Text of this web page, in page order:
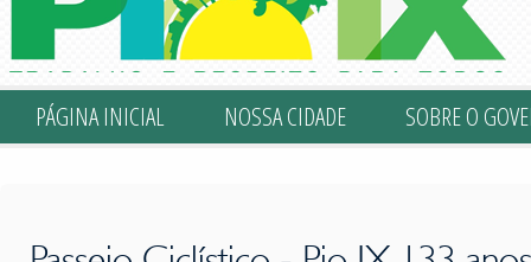
PÁGINA INICIAL NOSSA CIDADE SOBRE O